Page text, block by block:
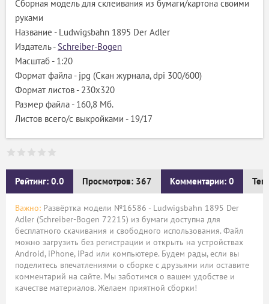
Сборная модель для склеивания из бумаги/картона своими
руками
Название - Ludwigsbahn 1895 Der Adler
Издатель -Schreiber-Bogen
Масштаб - 1:20
Формат файла - jpg (Скан журнала, dpi 300/600)
Формат листов - 230x320
Размер файла - 160,8 Мб.
Листов всего/с выкройками - 19/17
Рейтинг: 0.0 Просмотров: 367 Комментарии: 0
Важно: Развёртка модели №16586 - Ludwigsbahn 1895 Der
Adler (Schreiber-Bogen 72215) из бумаги доступна для
бесплатного скачивания и свободного использования. Файл
можно загрузить без регистрации и открыть на устройствах
Android, iPhone, iPad или компьютере. Будем рады, если вы
поделитесь впечатлениями о сборке с друзьями или оставите
комментарий на сайте. Мы заботимся о вашем удобстве и
качестве материалов. Желаем приятной сборки!